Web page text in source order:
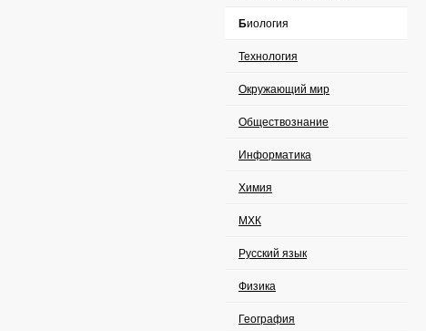
Биология
Технология
Окружающий мир
Обществознание
Информатика
Химия
МХК
Русский язык
Физика
География